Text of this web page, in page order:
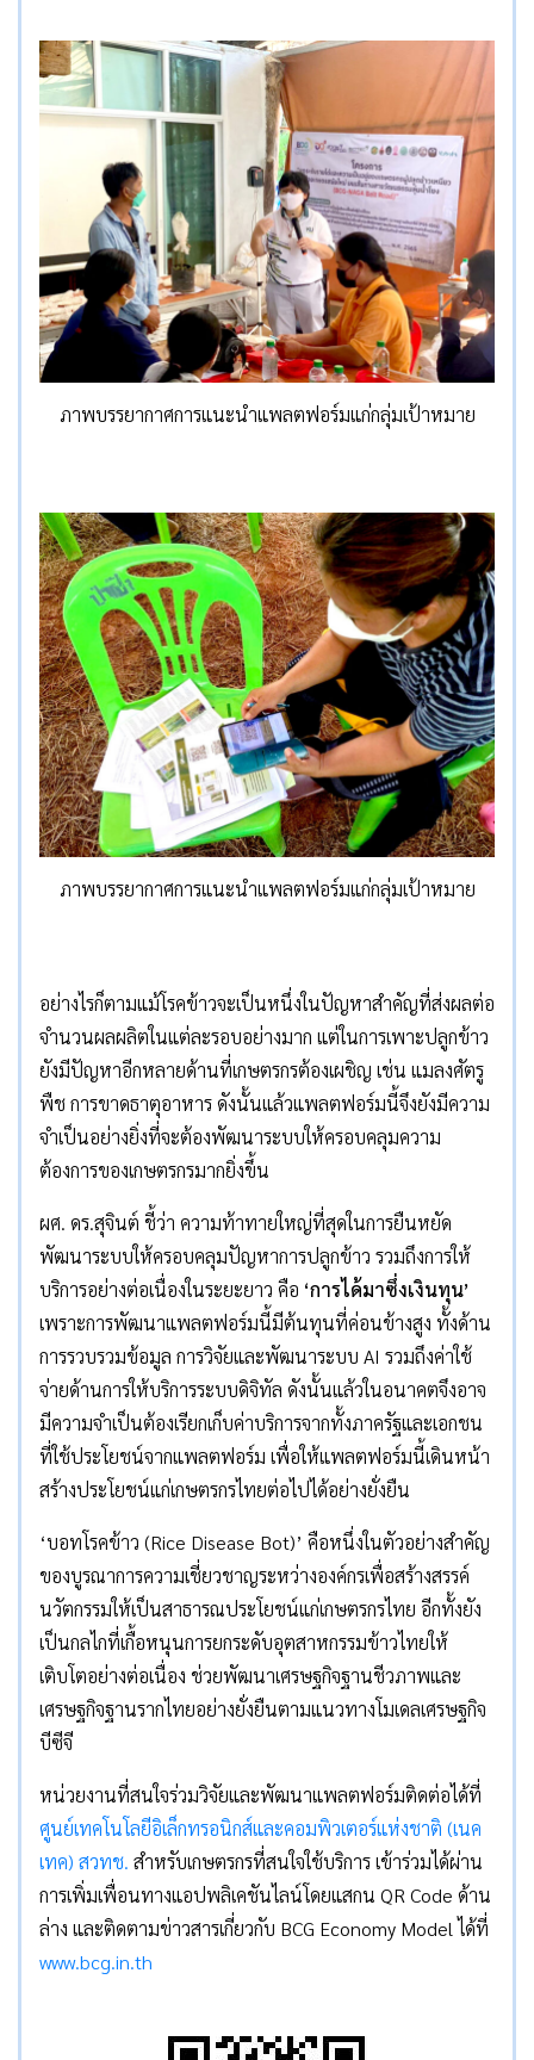
ภาพบรรยากาศการแนะนำแพลตฟอร์มแก่กลุ่มเป้าหมาย
ภาพบรรยากาศการแนะนำแพลตฟอร์มแก่กลุ่มเป้าหมาย
อย่างไรก็ตามแม้โรคข้าวจะเป็นหนึ่งในปัญหาสำคัญที่ส่งผลต่อ
จำนวนผลผลิตในแต่ละรอบอย่างมาก แต่ในการเพาะปลูกข้าว
ยังมีปัญหาอีกหลายด้านที่เกษตรกรต้องเผชิญ เช่น แมลงศัตรู
พืช การขาดธาตุอาหาร ดังนั้นแล้วแพลตฟอร์มนี้จึงยังมีความ
จำเป็นอย่างยิ่งที่จะต้องพัฒนาระบบให้ครอบคลุมความ
ต้องการของเกษตรกรมากยิ่งขึ้น
ผศ. ดร.สุจินต์ ชี้ว่า ความท้าทายใหญ่ที่สุดในการยืนหยัด
พัฒนาระบบให้ครอบคลุมปัญหาการปลูกข้าว รวมถึงการให้
บริการอย่างต่อเนื่องในระยะยาว คือ ‘การได้มาซึ่งเงินทุน’
เพราะการพัฒนาแพลตฟอร์มนี้มีต้นทุนที่ค่อนข้างสูง ทั้งด้าน
การรวบรวมข้อมูล การวิจัยและพัฒนาระบบ AI รวมถึงค่าใช้
จ่ายด้านการให้บริการระบบดิจิทัล ดังนั้นแล้วในอนาคตจึงอาจ
มีความจำเป็นต้องเรียกเก็บค่าบริการจากทั้งภาครัฐและเอกชน
ที่ใช้ประโยชน์จากแพลตฟอร์ม เพื่อให้แพลตฟอร์มนี้เดินหน้า
สร้างประโยชน์แก่เกษตรกรไทยต่อไปได้อย่างยั่งยืน
‘บอทโรคข้าว (Rice Disease Bot)’ คือหนึ่งในตัวอย่างสำคัญ
ของบูรณาการความเชี่ยวชาญระหว่างองค์กรเพื่อสร้างสรรค์
นวัตกรรมให้เป็นสาธารณประโยชน์แก่เกษตรกรไทย อีกทั้งยัง
เป็นกลไกที่เกื้อหนุนการยกระดับอุตสาหกรรมข้าวไทยให้
เติบโตอย่างต่อเนื่อง ช่วยพัฒนาเศรษฐกิจฐานชีวภาพและ
เศรษฐกิจฐานรากไทยอย่างยั่งยืนตามแนวทางโมเดลเศรษฐกิจ
บีซีจี
หน่วยงานที่สนใจร่วมวิจัยและพัฒนาแพลตฟอร์มติดต่อได้ที่
ศูนย์เทคโนโลยีอิเล็กทรอนิกส์และคอมพิวเตอร์แห่งชาติ (เนค
เทค) สวทช. สำหรับเกษตรกรที่สนใจใช้บริการ เข้าร่วมได้ผ่าน
การเพิ่มเพื่อนทางแอปพลิเคชันไลน์โดยแสกน QR Code ด้าน
ล่าง และติดตามข่าวสารเกี่ยวกับ BCG Economy Model ได้ที่
www.bcg.in.th